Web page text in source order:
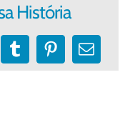
História
TumblrPinterest
E-